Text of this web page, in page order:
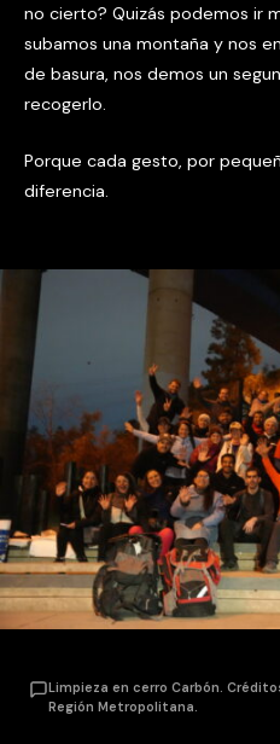
no cierto? Quizás podemos ir
subamos una montaña y nos
de basura, nos demos un
recogerlo.
Porque cada gesto, por
diferencia.
Limpieza en cerro Carbón.
Región Metropolitana.